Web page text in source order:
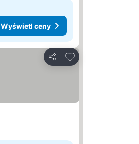
Wyświetl ceny
Udostępnij
Dodaj do ulubionych